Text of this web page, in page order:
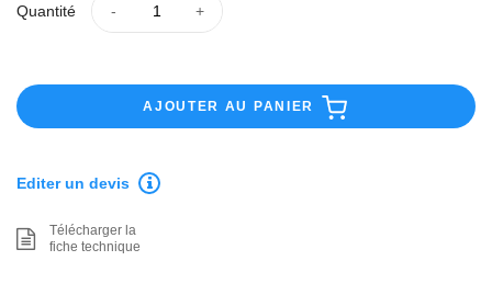
Quantité
AJOUTER AU PANIER
Editer un devis
Télécharger la
fiche technique